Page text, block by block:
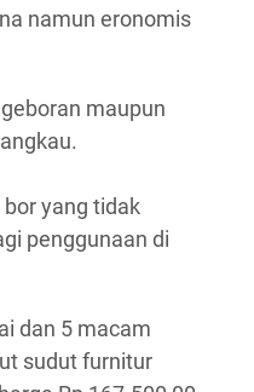
namun eronomis
maupun
yang tidak
penggunaan di
dan 5 macam
sudut furnitur